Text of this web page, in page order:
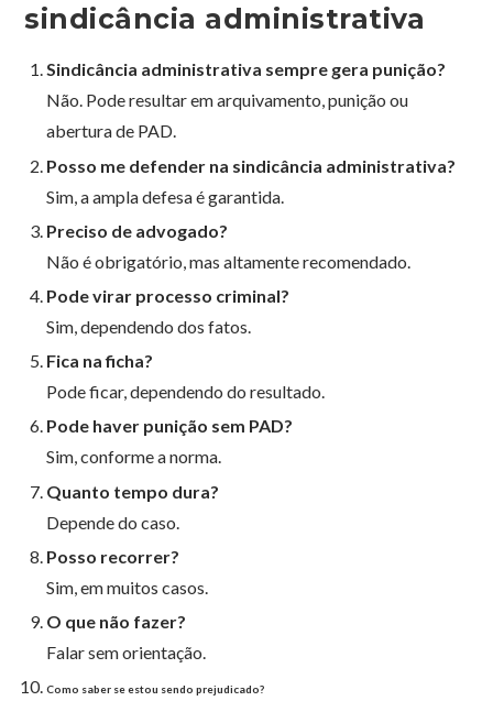
sindicância administrativa
Sindicância administrativa sempre gera punição?
Não. Pode resultar em arquivamento, punição ou
abertura de PAD.
Posso me defender na sindicância administrativa?
Sim, a ampla defesa é garantida.
Preciso de advogado?
Não é obrigatório, mas altamente recomendado.
Pode virar processo criminal?
Sim, dependendo dos fatos.
Fica na ficha?
Pode ficar, dependendo do resultado.
Pode haver punição sem PAD?
Sim, conforme a norma.
Quanto tempo dura?
Depende do caso.
Posso recorrer?
Sim, em muitos casos.
O que não fazer?
Falar sem orientação.
Como saber se estou sendo prejudicado?